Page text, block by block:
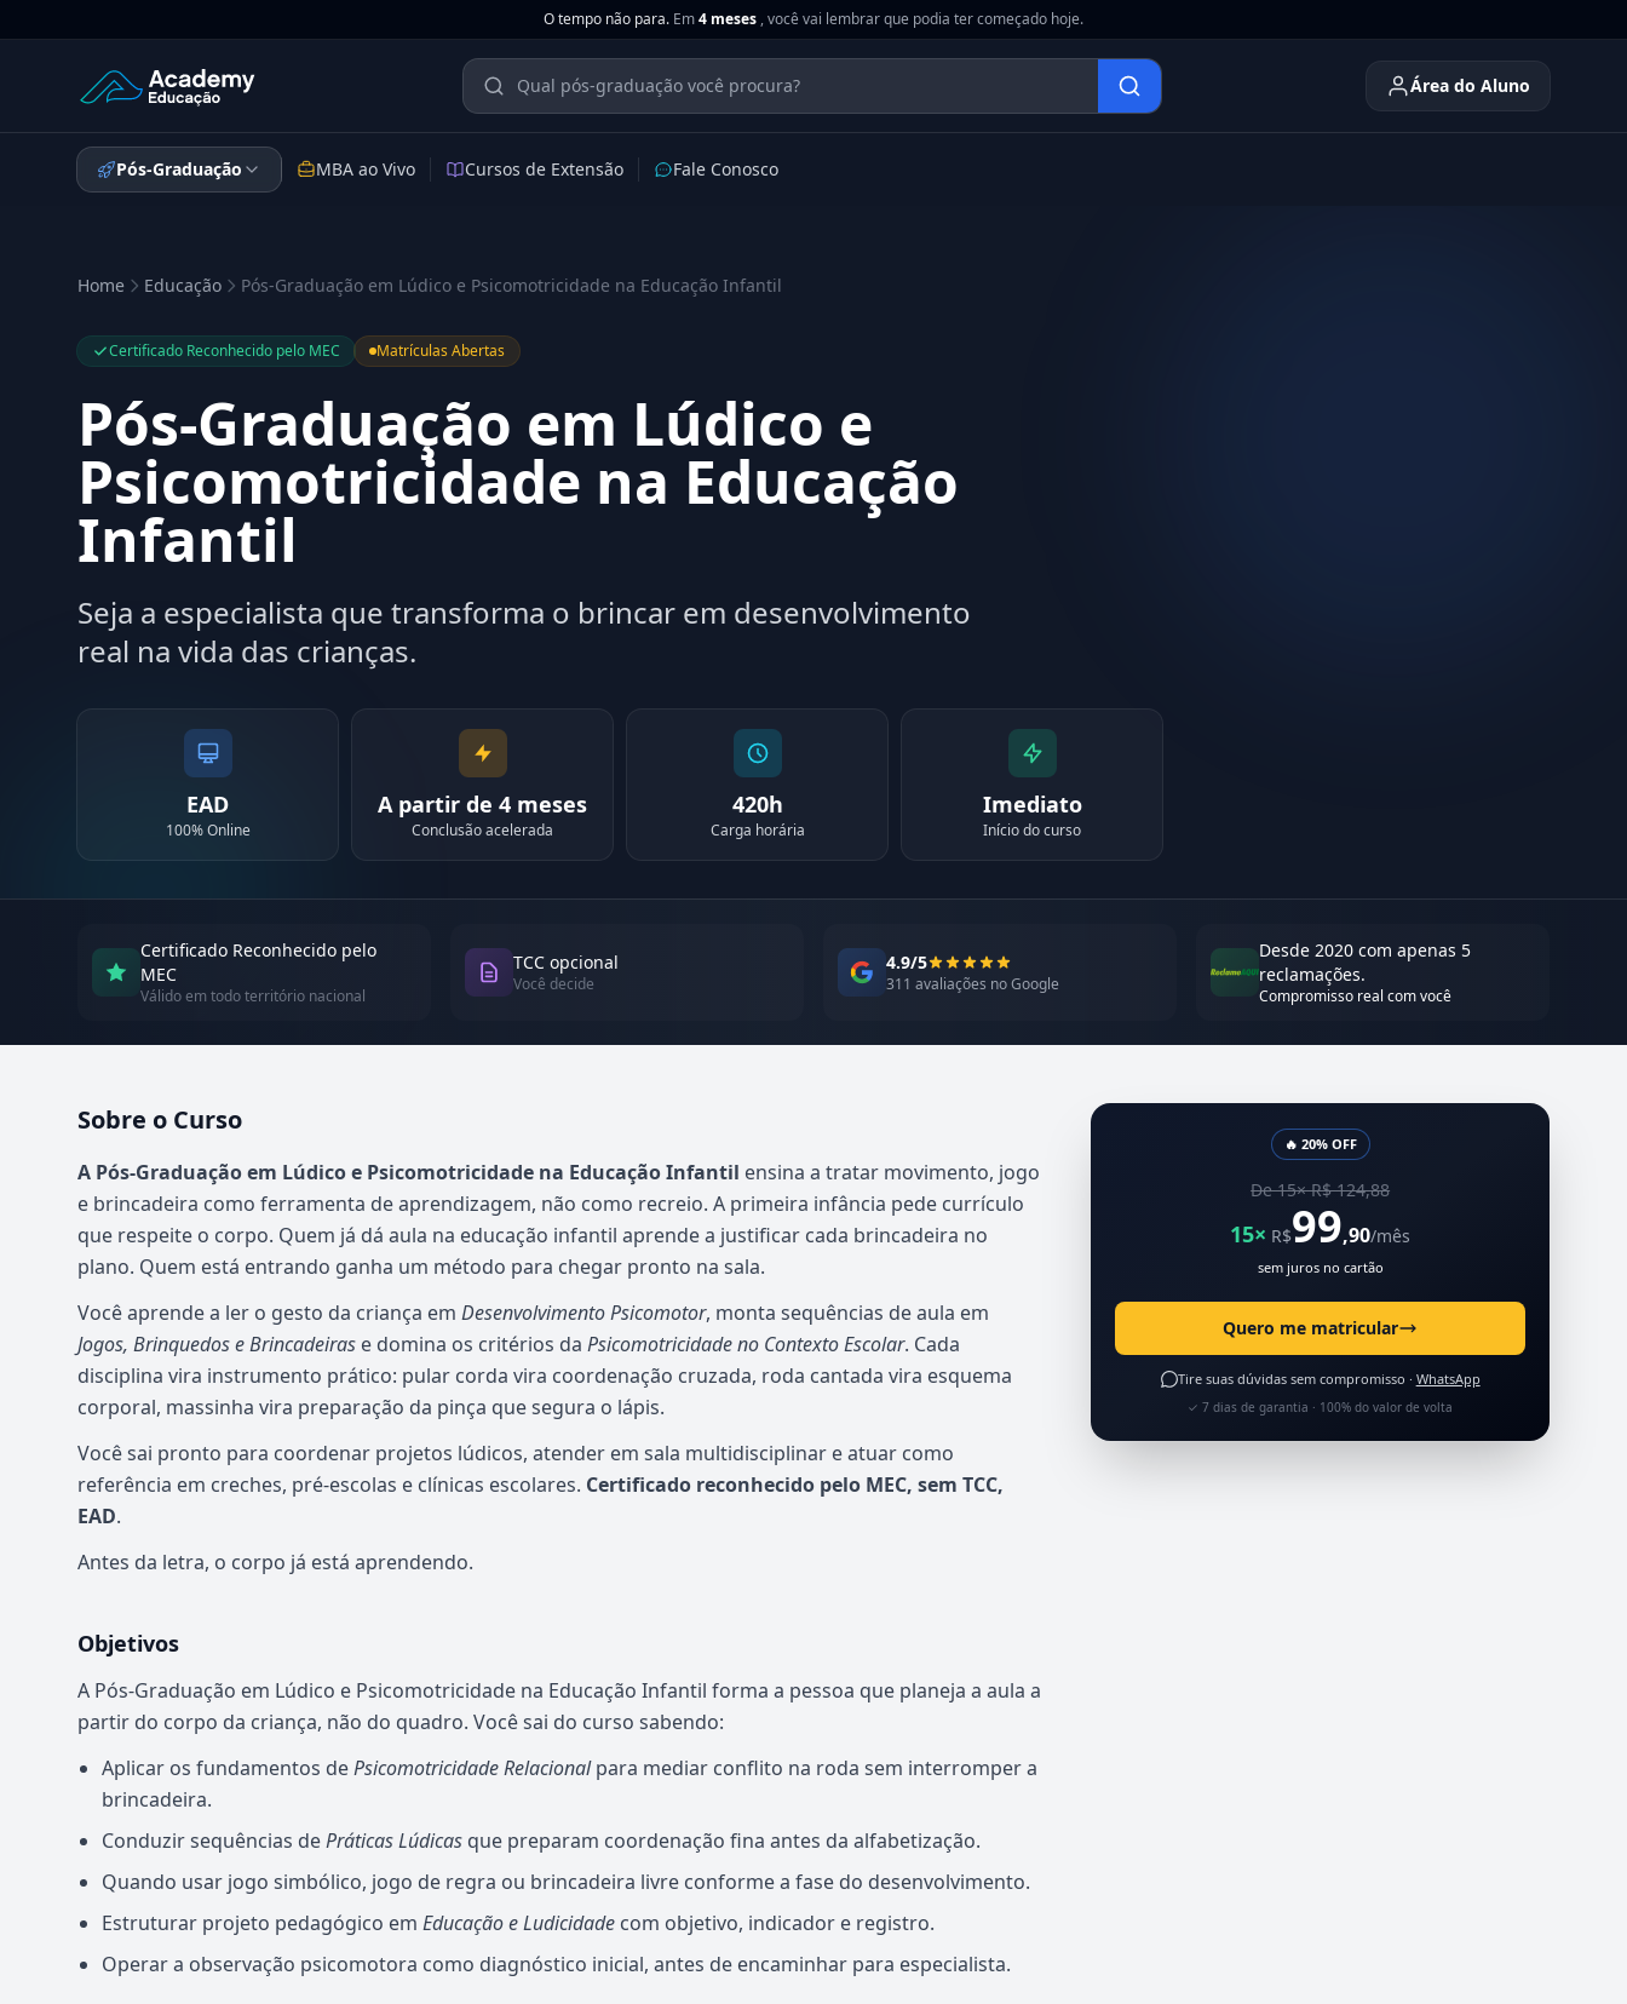
O tempo não para. Em4 meses , você vai lembrar que podia ter começado hoje.
Academy Educação — Página Inicial Área do Aluno
Pós-Graduação MBA ao Vivo Cursos de Extensão Fale Conosco
Home Educação Pós-Graduação em Lúdico e Psicomotricidade na Educação Infantil
Certificado Reconhecido pelo MEC Matrículas Abertas
Pós-Graduação em Lúdico e
Psicomotricidade na Educação
Infantil
Seja a especialista que transforma o brincar em desenvolvimento
real na vida das crianças.
EAD
100% Online
A partir de 4 meses
Conclusão acelerada
420h
Carga horária
Imediato
Início do curso
Certificado Reconhecido pelo
MEC
Válido em todo território nacional
TCC opcional
Você decide
4.9/5
311 avaliações no Google
Desde 2020 com apenas 5
reclamações.
Compromisso real com você
Sobre o Curso
Atualizado em abril de 2026
A Pós-Graduação em Lúdico e Psicomotricidade na Educação Infantil ensina a tratar movimento, jogo
e brincadeira como ferramenta de aprendizagem, não como recreio. A primeira infância pede currículo
que respeite o corpo. Quem já dá aula na educação infantil aprende a justificar cada brincadeira no
plano. Quem está entrando ganha um método para chegar pronto na sala.
Você aprende a ler o gesto da criança em Desenvolvimento Psicomotor, monta sequências de aula em
Jogos, Brinquedos e Brincadeiras e domina os critérios da Psicomotricidade no Contexto Escolar. Cada
disciplina vira instrumento prático: pular corda vira coordenação cruzada, roda cantada vira esquema
corporal, massinha vira preparação da pinça que segura o lápis.
Você sai pronto para coordenar projetos lúdicos, atender em sala multidisciplinar e atuar como
referência em creches, pré-escolas e clínicas escolares. Certificado reconhecido pelo MEC, sem TCC,
EAD.
Antes da letra, o corpo já está aprendendo.
Objetivos
A Pós-Graduação em Lúdico e Psicomotricidade na Educação Infantil forma a pessoa que planeja a aula a
partir do corpo da criança, não do quadro. Você sai do curso sabendo:
Aplicar os fundamentos dePsicomotricidade Relacionalpara mediar conflito na roda sem interromper a
brincadeira.
Conduzir sequências dePráticas Lúdicas que preparam coordenação fina antes da alfabetização.
Quando usar jogo simbólico, jogo de regra ou brincadeira livre conforme a fase do desenvolvimento.
Estruturar projeto pedagógico em Educação e Ludicidade com objetivo, indicador e registro.
Operar a observação psicomotora como diagnóstico inicial, antes de encaminhar para especialista.
🔥 20% OFF
De 15× R$ 124,88
15× R$99,90/mês
sem juros no cartão
Quero me matricular
Tire suas dúvidas sem compromisso · WhatsApp
✓ 7 dias de garantia · 100% do valor de volta